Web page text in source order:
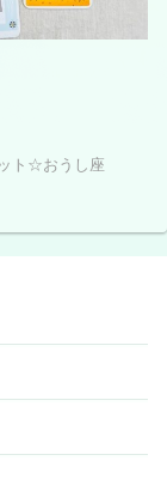
ト☆おうし座